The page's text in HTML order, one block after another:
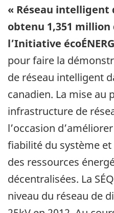
« Réseau intelligent
obtenu 1,351 million
l’Initiative
pour faire la
de réseau intelligent
canadien. La mise au
infrastructure de
l’occasion
fiabilité du système
des ressources
décentralisées. La
niveau du réseau de